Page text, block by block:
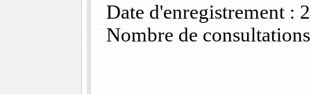
Date d'enregistrement :
Nombre de